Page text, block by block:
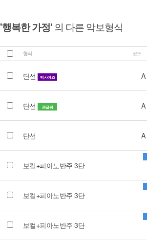
'행복한 가정'의 다른 악보형식
형식 코드
단선 빅사이즈
단선 큰글씨
단선
보컬+피아노반주 3단
보컬+피아노반주 3단
보컬+피아노반주 3단